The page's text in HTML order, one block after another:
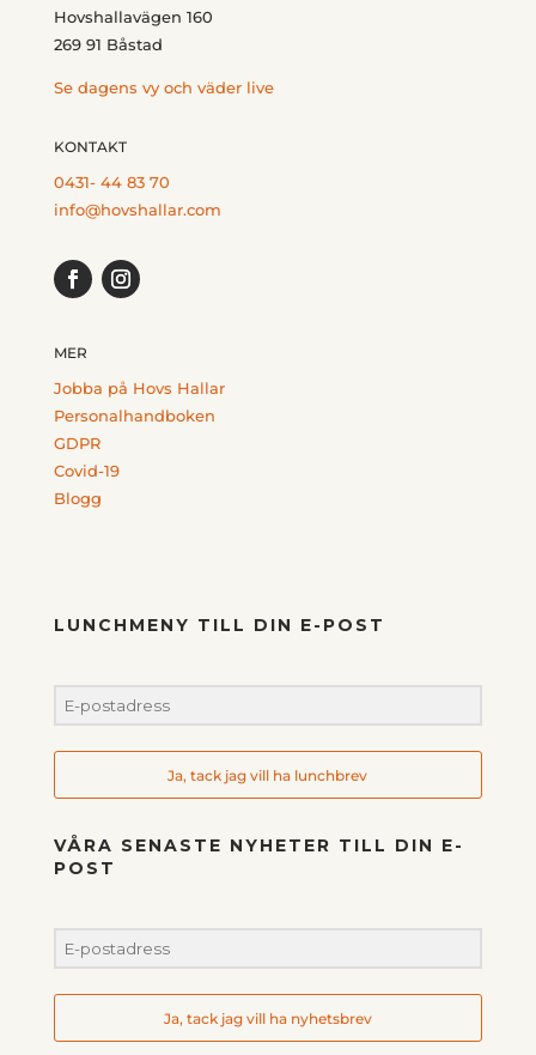
Hovshallavägen 160
269 91 Båstad
Se dagens vy och väder live
KONTAKT
0431- 44 83 70
info@hovshallar.com
MER
Jobba på Hovs Hallar
Personalhandboken
GDPR
Covid-19
Blogg
LUNCHMENY TILL DIN E-POST
Ja, tack jag vill ha lunchbrev
VÅRA SENASTE NYHETER TILL DIN E-
POST
Ja, tack jag vill ha nyhetsbrev